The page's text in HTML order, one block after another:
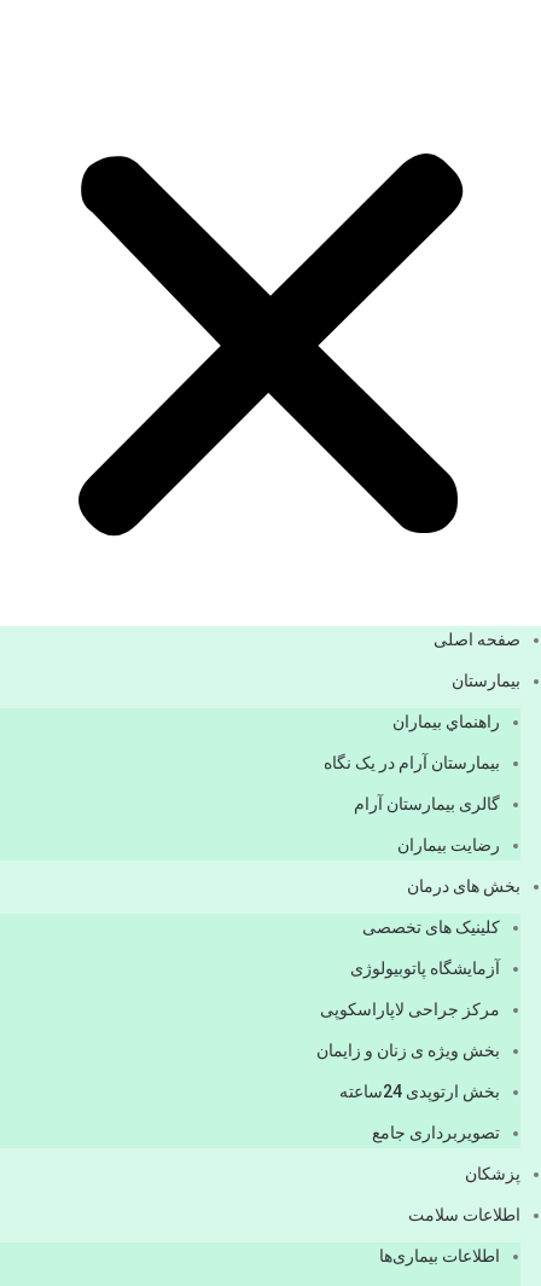
صفحه اصلی
بيمارستان
راهنماي بیماران
بیمارستان آرام در یک نگاه
گالری بیمارستان آرام
رضایت بیماران
بخش های درمان
کلینیک های تخصصی
آزمایشگاه پاتوبیولوژی
مرکز جراحی لاپاراسکوپی
بخش ویژه ی زنان و زایمان
بخش ارتوپدی 24ساعته
تصویربرداری جامع
پزشكان
اطلاعات سلامت
اطلاعات بیماری‌ها